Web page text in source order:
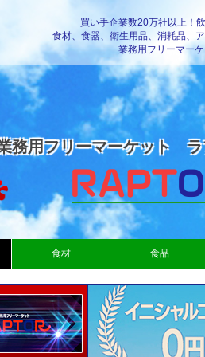
買い手企業数20万社以上！
食材、食器、衛生用品、消耗品、
業務用フリーマー
業務用フリーマーケット
食材 食品